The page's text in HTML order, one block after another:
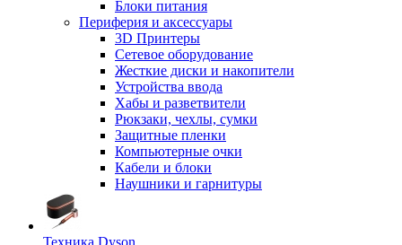
Блоки питания
Периферия и аксессуары
3D Принтеры
Сетевое оборудование
Жесткие диски и накопители
Устройства ввода
Хабы и разветвители
Рюкзаки, чехлы, сумки
Защитные пленки
Компьютерные очки
Кабели и блоки
Наушники и гарнитуры
Техника Dyson